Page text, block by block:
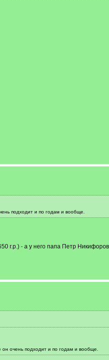
подходит и по годам и вообще.
г.р.) - а у него папа Петр
очень подходит и по годам и вообще.